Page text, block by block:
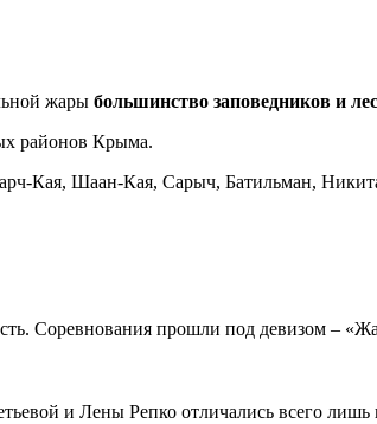
жары большинство заповедников
районов Крыма.
Кая, Шаан-Кая, Сарыч, Батильман,
Соревнования прошли под девизом –
и Лены Репко отличались всего лишь